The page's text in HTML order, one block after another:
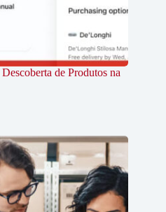
de Produtos na